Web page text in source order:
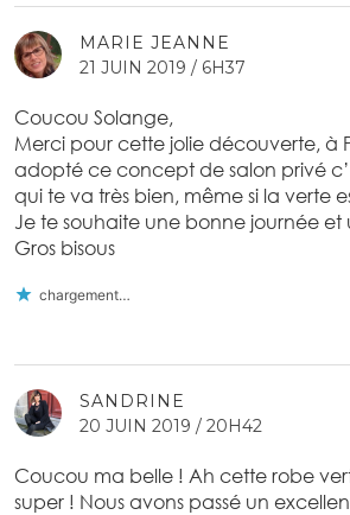
MARIE JEANNE
21 JUIN 2019 / 6H37
Coucou Solange,
Merci pour cette jolie découverte, à
adopté ce concept de salon privé
qui te va très bien, même si la verte
Je te souhaite une bonne journée
Gros bisous
chargement…
SANDRINE
20 JUIN 2019 / 20H42
Coucou ma belle ! Ah cette robe
super ! Nous avons passé un